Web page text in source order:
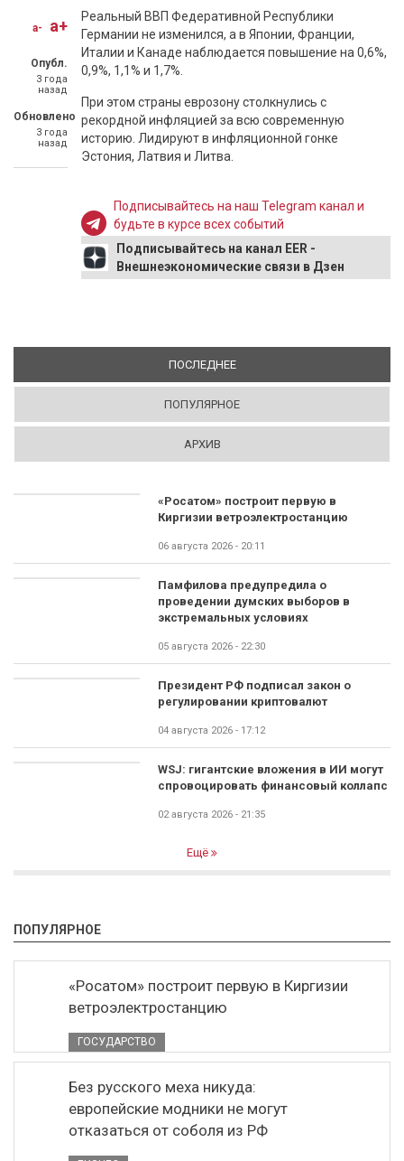
a- a+
Опубл.
3 года
назад
Обновлено
3 года
назад
Реальный ВВП Федеративной Республики
Германии не изменился, а в Японии, Франции,
Италии и Канаде наблюдается повышение на 0,6%,
0,9%, 1,1% и 1,7%.
При этом страны еврозону столкнулись с
рекордной инфляцией за всю современную
историю. Лидируют в инфляционной гонке
Эстония, Латвия и Литва.
Подписывайтесь на наш Telegram канал и
будьте в курсе всех событий
Подписывайтесь на канал EER -
Внешнеэкономические связи в Дзен
ПОСЛЕДНЕЕ(АКТИВНАЯ ВКЛАДКА)
ПОПУЛЯРНОЕ
АРХИВ
«Росатом» построит первую в
Киргизии ветроэлектростанцию
06 августа 2026 - 20:11
Памфилова предупредила о
проведении думских выборов в
экстремальных условиях
05 августа 2026 - 22:30
Президент РФ подписал закон о
регулировании криптовалют
04 августа 2026 - 17:12
WSJ: гигантские вложения в ИИ могут
спровоцировать финансовый коллапс
02 августа 2026 - 21:35
Ещё
ПОПУЛЯРНОЕ
«Росатом» построит первую в Киргизии
ветроэлектростанцию
ГОСУДАРСТВО
Без русского меха никуда:
европейские модники не могут
отказаться от соболя из РФ